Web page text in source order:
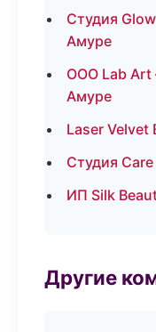
Студия
Амуре
ООО Lab
Амуре
Laser
Студия
ИП Silk
Другие